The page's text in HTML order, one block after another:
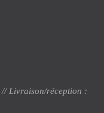
Livraison/réception :